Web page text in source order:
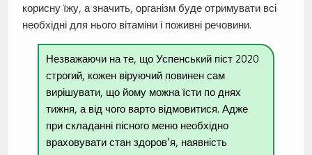
корисну їжу, а значить, організм буде отримувати всі
необхідні для нього вітаміни і поживні речовини.
Незважаючи на те, що Успенський піст 2020
строгий, кожен віруючий повинен сам
вирішувати, що йому можна їсти по днях
тижня, а від чого варто відмовитися. Адже
при складанні пісного меню необхідно
враховувати стан здоров’я, наявність